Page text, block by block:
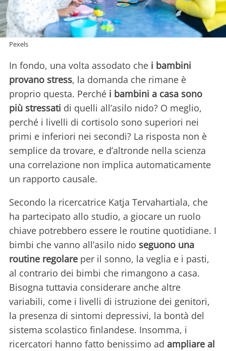
Pexels
In fondo, una volta assodato che i bambini
provano stress, la domanda che rimane è
proprio questa. Perché i bambini a casa sono
più stressati di quelli all’asilo nido? O meglio,
perché i livelli di cortisolo sono superiori nei
primi e inferiori nei secondi? La risposta non è
semplice da trovare, e d’altronde nella scienza
una correlazione non implica automaticamente
un rapporto causale.
Secondo la ricercatrice Katja Tervahartiala, che
ha partecipato allo studio, a giocare un ruolo
chiave potrebbero essere le routine quotidiane. I
bimbi che vanno all’asilo nido seguono una
routine regolare per il sonno, la veglia e i pasti,
al contrario dei bimbi che rimangono a casa.
Bisogna tuttavia considerare anche altre
variabili, come i livelli di istruzione dei genitori,
la presenza di sintomi depressivi, la bontà del
sistema scolastico finlandese. Insomma, i
ricercatori hanno fatto benissimo ad ampliare al